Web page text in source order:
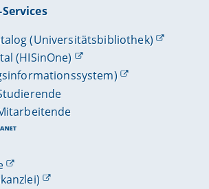
(Universitätsbibliothek)
(HISinOne)